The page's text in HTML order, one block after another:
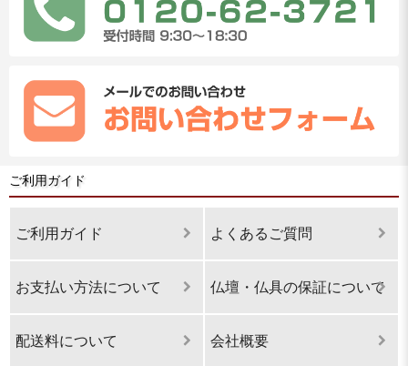
ご利用ガイド
ご利用ガイド よくあるご質問
お支払い方法について 仏壇・仏具の保証について
配送料について 会社概要